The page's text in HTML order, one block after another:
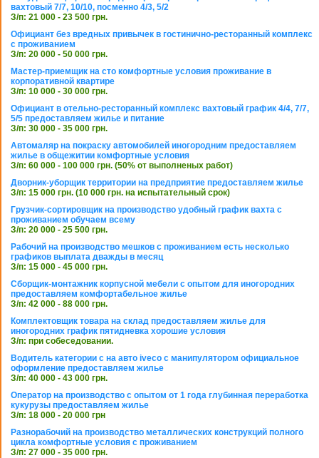
вахтовый 7/7, 10/10, посменно 4/3, 5/2
З/п: 21 000 - 23 500 грн.
Официант без вредных привычек в гостинично-ресторанный комплекс
с проживанием
З/п: 20 000 - 50 000 грн.
Мастер-приемщик на сто комфортные условия проживание в
корпоративной квартире
З/п: 10 000 - 30 000 грн.
Официант в отельно-ресторанный комплекс вахтовый график 4/4, 7/7,
5/5 предоставляем жилье и питание
З/п: 30 000 - 35 000 грн.
Автомаляр на покраску автомобилей иногородним предоставляем
жилье в общежитии комфортные условия
З/п: 60 000 - 100 000 грн. (50% от выполненых работ)
Дворник-уборщик территории на предприятие предоставляем жилье
З/п: 15 000 грн. (10 000 грн. на испытательный срок)
Грузчик-сортировщик на производство удобный график вахта с
проживанием обучаем всему
З/п: 20 000 - 25 500 грн.
Рабочий на производство мешков с проживанием есть несколько
графиков выплата дважды в месяц
З/п: 15 000 - 45 000 грн.
Сборщик-монтажник корпусной мебели с опытом для иногородних
предоставляем комфортабельное жилье
З/п: 42 000 - 88 000 грн.
Комплектовщик товара на склад предоставляем жилье для
иногородних график пятидневка хорошие условия
З/п: при собеседовании.
Водитель категории с на авто iveco с манипулятором официальное
оформление предоставляем жилье
З/п: 40 000 - 43 000 грн.
Оператор на производство с опытом от 1 года глубинная переработка
кукурузы предоставляем жилье
З/п: 18 000 - 20 000 грн
Разнорабочий на производство металлических конструкций полного
цикла комфортные условия с проживанием
З/п: 27 000 - 35 000 грн.